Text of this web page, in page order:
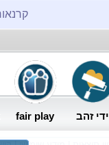
fair play ידי זהב